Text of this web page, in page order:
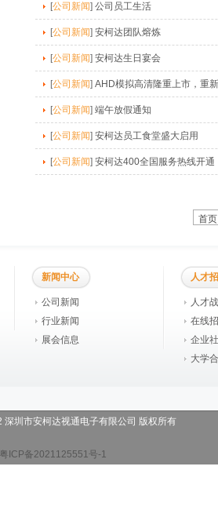
[公司新闻]公司员工生活
[公司新闻]安柯达团队熔炼
[公司新闻]安柯达生日宴会
[公司新闻]AHD模拟高清隆重上市，重
[公司新闻]端午放假通知
[公司新闻]安柯达员工食堂盛大启用
[公司新闻]安柯达400全国服务热线开通
首页
新闻中心
公司新闻
行业新闻
展会信息
人才
人才
在线
企业
大学
圳市安柯达视通电子有限公司 版权所有
粤ICP备2021125551号-1